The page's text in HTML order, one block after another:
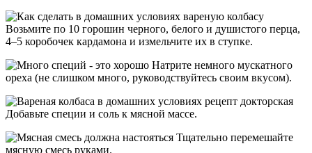
Возьмите по 10 горошин черного, белого и душистого перца,
4–5 коробочек кардамона и измельчите их в ступке.
Натрите немного мускатного
ореха (не слишком много, руководствуйтесь своим вкусом).
Добавьте специи и соль к мясной массе.
Тщательно перемешайте
мясную смесь руками.